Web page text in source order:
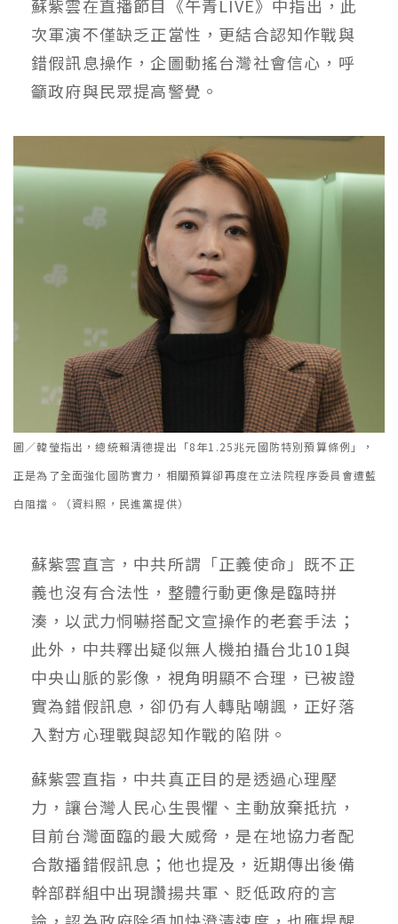
蘇紫雲在直播節目《午青LIVE》中指出，此
次軍演不僅缺乏正當性，更結合認知作戰與
錯假訊息操作，企圖動搖台灣社會信心，呼
籲政府與民眾提高警覺。
圖／韓瑩指出，總統賴清德提出「8年1.25兆元國防特別預算條例」，
正是為了全面強化國防實力，相關預算卻再度在立法院程序委員會遭藍
白阻擋。（資料照，民進黨提供）
蘇紫雲直言，中共所謂「正義使命」既不正
義也沒有合法性，整體行動更像是臨時拼
湊，以武力恫嚇搭配文宣操作的老套手法；
此外，中共釋出疑似無人機拍攝台北101與
中央山脈的影像，視角明顯不合理，已被證
實為錯假訊息，卻仍有人轉貼嘲諷，正好落
入對方心理戰與認知作戰的陷阱。
蘇紫雲直指，中共真正目的是透過心理壓
力，讓台灣人民心生畏懼、主動放棄抵抗，
目前台灣面臨的最大威脅，是在地協力者配
合散播錯假訊息；他也提及，近期傳出後備
幹部群組中出現讚揚共軍、貶低政府的言